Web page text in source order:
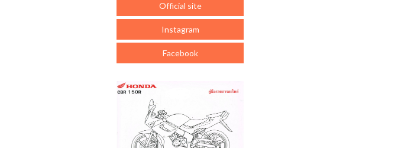
Official site
Instagram
Facebook